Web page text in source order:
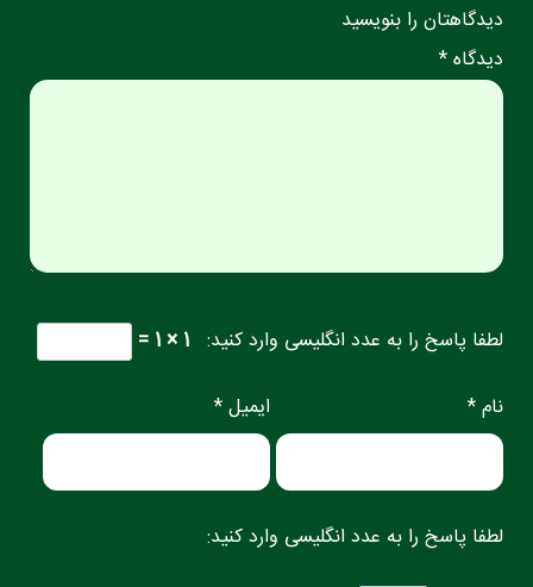
دیدگاهتان را بنویسید
دیدگاه *
لطفا پاسخ را به عدد انگلیسی وارد کنید: 1 × 1 =
نام * ایمیل *
لطفا پاسخ را به عدد انگلیسی وارد کنید: